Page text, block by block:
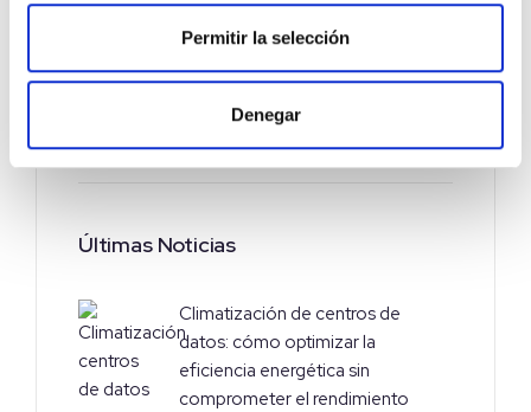
Permitir la selección
Denegar
Energía 33
Noticias corporativas 99
Telecomunicaciones
Últimas Noticias
Climatización de centros de
datos: cómo optimizar la
eficiencia energética sin
comprometer el rendimiento